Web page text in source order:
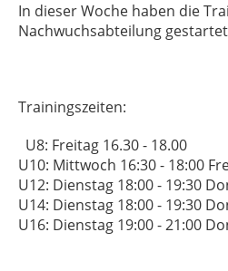
In dieser Woche haben die
Nachwuchsabteilung
Trainingszeiten:
U8: Freitag 16.30 - 18.00
U10: Mittwoch 16:30 - 18:00
U12: Dienstag 18:00 - 19:30
U14: Dienstag 18:00 - 19:30
U16: Dienstag 19:00 - 21:00